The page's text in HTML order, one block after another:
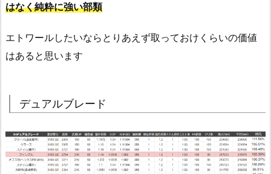
はなく純粋に強い部類
エトワールしたいならとりあえず取っておけくらいの価値
はあると思います
デュアルブレード